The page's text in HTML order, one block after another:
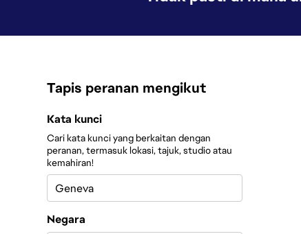
Tapis peranan mengikut
Tapis peranan mengikut
Kata kunci
Cari kata kunci yang berkaitan dengan
peranan, termasuk lokasi, tajuk, studio atau
kemahiran!
Negara